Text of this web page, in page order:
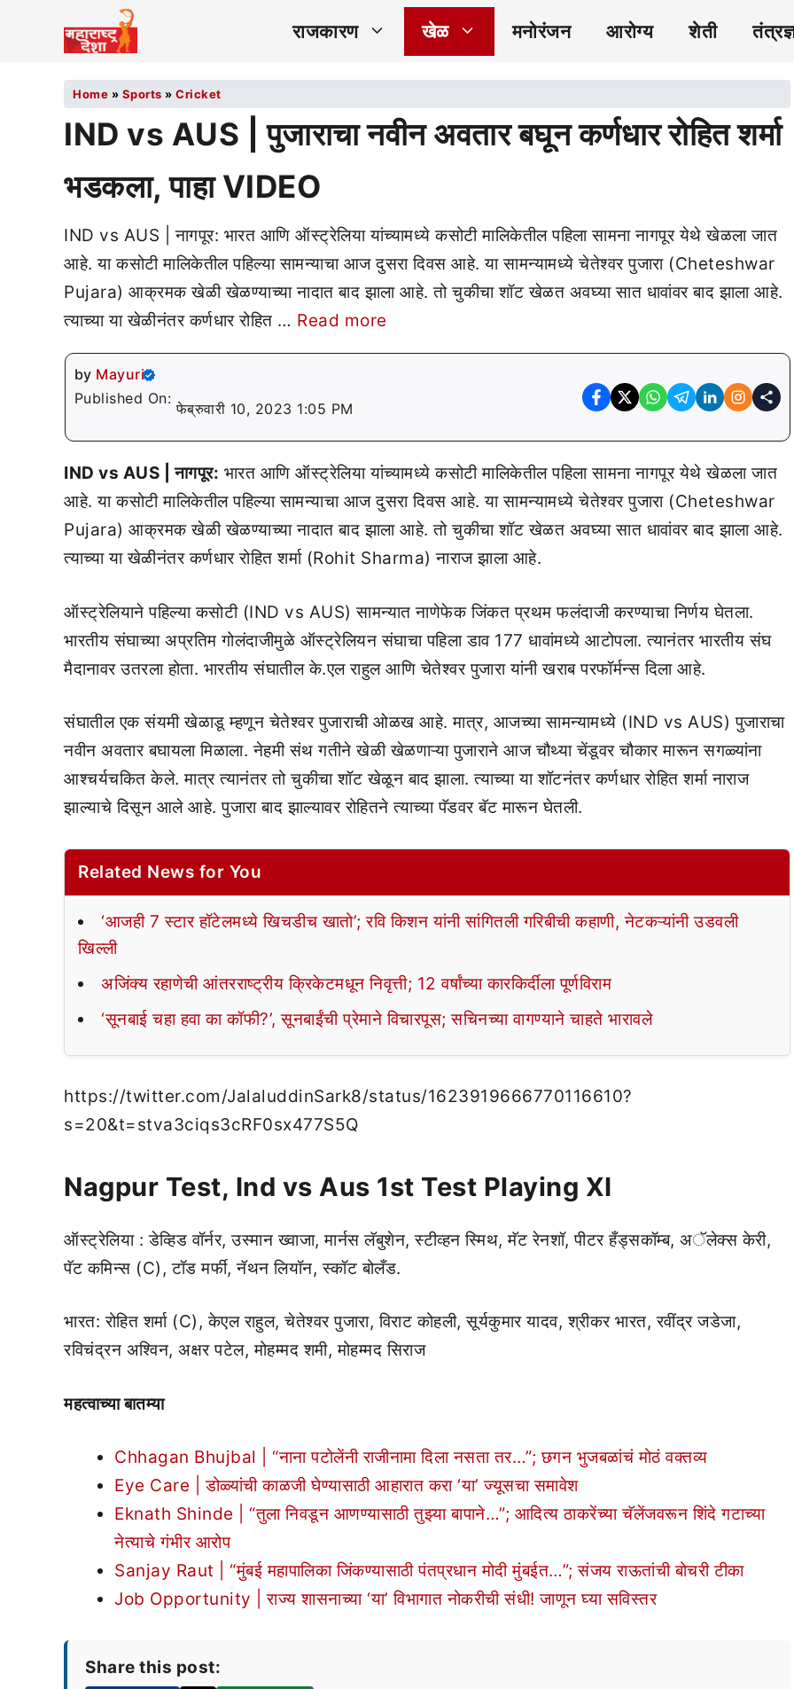
राजकारण खेळ मनोरंजन आरोग्य शेती
Home » Sports » Cricket
IND vs AUS | पुजाराचा नवीन अवतार बघून कर्णधार रोहित शर्मा
भडकला, पाहा VIDEO
IND vs AUS | नागपूर: भारत आणि ऑस्ट्रेलिया यांच्यामध्ये कसोटी मालिकेतील पहिला सामना नागपूर येथे खेळला जात
आहे. या कसोटी मालिकेतील पहिल्या सामन्याचा आज दुसरा दिवस आहे. या सामन्यामध्ये चेतेश्वर पुजारा (Cheteshwar
Pujara) आक्रमक खेळी खेळण्याच्या नादात बाद झाला आहे. तो चुकीचा शॉट खेळत अवघ्या सात धावांवर बाद झाला आहे.
त्याच्या या खेळीनंतर कर्णधार रोहित … Read more
by Mayuri
Published On:
फेब्रुवारी 10, 2023 1:05 PM
IND vs AUS | नागपूर: भारत आणि ऑस्ट्रेलिया यांच्यामध्ये कसोटी मालिकेतील पहिला सामना नागपूर येथे खेळला जात
आहे. या कसोटी मालिकेतील पहिल्या सामन्याचा आज दुसरा दिवस आहे. या सामन्यामध्ये चेतेश्वर पुजारा (Cheteshwar
Pujara) आक्रमक खेळी खेळण्याच्या नादात बाद झाला आहे. तो चुकीचा शॉट खेळत अवघ्या सात धावांवर बाद झाला आहे.
त्याच्या या खेळीनंतर कर्णधार रोहित शर्मा (Rohit Sharma) नाराज झाला आहे.
ऑस्ट्रेलियाने पहिल्या कसोटी (IND vs AUS) सामन्यात नाणेफेक जिंकत प्रथम फलंदाजी करण्याचा निर्णय घेतला.
भारतीय संघाच्या अप्रतिम गोलंदाजीमुळे ऑस्ट्रेलियन संघाचा पहिला डाव 177 धावांमध्ये आटोपला. त्यानंतर भारतीय संघ
मैदानावर उतरला होता. भारतीय संघातील के.एल राहुल आणि चेतेश्वर पुजारा यांनी खराब परफॉर्मन्स दिला आहे.
संघातील एक संयमी खेळाडू म्हणून चेतेश्वर पुजाराची ओळख आहे. मात्र, आजच्या सामन्यामध्ये (IND vs AUS) पुजाराचा
नवीन अवतार बघायला मिळाला. नेहमी संथ गतीने खेळी खेळणाऱ्या पुजाराने आज चौथ्या चेंडूवर चौकार मारून सगळ्यांना
आश्चर्यचकित केले. मात्र त्यानंतर तो चुकीचा शॉट खेळून बाद झाला. त्याच्या या शॉटनंतर कर्णधार रोहित शर्मा नाराज
झाल्याचे दिसून आले आहे. पुजारा बाद झाल्यावर रोहितने त्याच्या पॅडवर बॅट मारून घेतली.
Related News for You
‘आजही 7 स्टार हॉटेलमध्ये खिचडीच खातो’; रवि किशन यांनी सांगितली गरिबीची कहाणी, नेटकऱ्यांनी उडवली
खिल्ली
अजिंक्य रहाणेची आंतरराष्ट्रीय क्रिकेटमधून निवृत्ती; 12 वर्षांच्या कारकिर्दीला पूर्णविराम
‘सूनबाई चहा हवा का कॉफी?’, सूनबाईंची प्रेमाने विचारपूस; सचिनच्या वागण्याने चाहते भारावले
https://twitter.com/JalaluddinSark8/status/1623919666770116610?
s=20&t=stva3ciqs3cRF0sx477S5Q
Nagpur Test, Ind vs Aus 1st Test Playing XI
ऑस्ट्रेलिया : डेव्हिड वॉर्नर, उस्मान ख्वाजा, मार्नस लॅबुशेन, स्टीव्हन स्मिथ, मॅट रेनशॉ, पीटर हँड्सकॉम्ब, अॅलेक्स केरी,
पॅट कमिन्स (C), टॉड मर्फी, नॅथन लियॉन, स्कॉट बोलँड.
भारत: रोहित शर्मा (C), केएल राहुल, चेतेश्वर पुजारा, विराट कोहली, सूर्यकुमार यादव, श्रीकर भारत, रवींद्र जडेजा,
रविचंद्रन अश्विन, अक्षर पटेल, मोहम्मद शमी, मोहम्मद सिराज
महत्वाच्या बातम्या
Chhagan Bhujbal | “नाना पटोलेंनी राजीनामा दिला नसता तर…”; छगन भुजबळांचं मोठं वक्तव्य
Eye Care | डोळ्यांची काळजी घेण्यासाठी आहारात करा ‘या’ ज्यूसचा समावेश
Eknath Shinde | “तुला निवडून आणण्यासाठी तुझ्या बापाने…”; आदित्य ठाकरेंच्या चॅलेंजवरून शिंदे गटाच्या
नेत्याचे गंभीर आरोप
Sanjay Raut | “मुंबई महापालिका जिंकण्यासाठी पंतप्रधान मोदी मुंबईत…”; संजय राऊतांची बोचरी टीका
Job Opportunity | राज्य शासनाच्या ‘या’ विभागात नोकरीची संधी! जाणून घ्या सविस्तर
Share this post: